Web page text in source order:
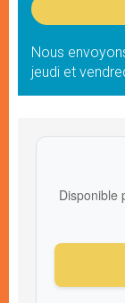
Nous
jeudi et
Disponible